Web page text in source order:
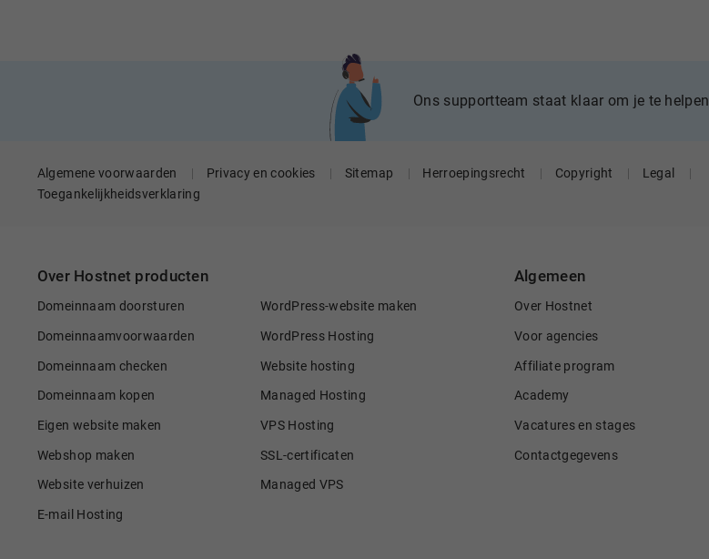
Ons supportteam staat klaar om je te helpen
Algemene voorwaarden Privacy en cookies Sitemap Herroepingsrecht Copyright
Legal
Toegankelijkheidsverklaring
Over Hostnet producten
Domeinnaam doorsturen
Domeinnaamvoorwaarden
Domeinnaam checken
Domeinnaam kopen
Eigen website maken
Webshop maken
Website verhuizen
E-mail Hosting
WordPress-website maken
WordPress Hosting
Website hosting
Managed Hosting
VPS Hosting
SSL-certificaten
Managed VPS
Algemeen
Over Hostnet
Voor agencies
Affiliate program
Academy
Vacatures en stages
Contactgegevens